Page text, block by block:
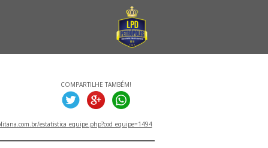
COMPARTILHE TAMBÉM!
estatistica_equipe.php?cod_equipe=1494